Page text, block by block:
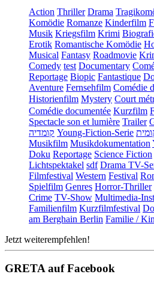
Action Thriller Drama
Komödie Romanze Kinderfilm
Musik Kriegsfilm Krimi
Erotik Romantische Komödie
Musical Fantasy Roadmovie
Comedy test Documentary
Reportage Biopic Fantastique
Aventure Fernsehfilm Comédie
Historienfilm Mystery Court
Comédie documentée Kurzfilm
Spectacle son et lumière Trailer
קומדיה Young-Fiction-Serie
Musikfilm Musikdokumentation
Doku Reportage Science Fiction
Lichtspektakel sdf Drama TV-
Filmfestival Western Festival
Spielfilm Genres Horror-Thriller
Crime TV-Show Multimedia-
Familienfilm Kurzfilmfestival
am Berghain Berlin Familie /
Jetzt weiterempfehlen!
GRETA auf Facebook